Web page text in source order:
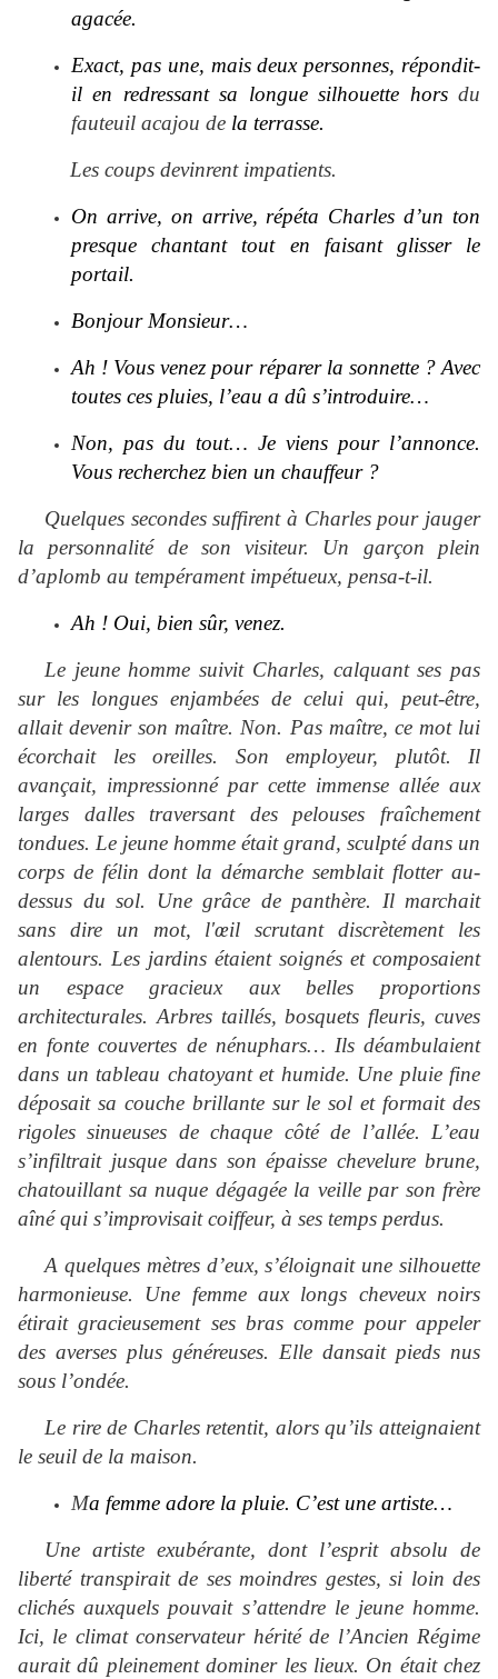
agacée.
Exact, pas une, mais deux personnes, répondit-
il en redressant sa longue silhouette hors du
fauteuil acajou de la terrasse.
Les coups devinrent impatients.
On arrive, on arrive, répéta Charles d’un ton
presque chantant tout en faisant glisser le
portail.
Bonjour Monsieur…
Ah ! Vous venez pour réparer la sonnette ? Avec
toutes ces pluies, l’eau a dû s’introduire…
Non, pas du tout… Je viens pour l’annonce.
Vous recherchez bien un chauffeur ?
Quelques secondes suffirent à Charles pour jauger
la personnalité de son visiteur. Un garçon plein
d’aplomb au tempérament impétueux, pensa-t-il.
Ah ! Oui, bien sûr, venez.
Le jeune homme suivit Charles, calquant ses pas
sur les longues enjambées de celui qui, peut-être,
allait devenir son maître. Non. Pas maître, ce mot lui
écorchait les oreilles. Son employeur, plutôt. Il
avançait, impressionné par cette immense allée aux
larges dalles traversant des pelouses fraîchement
tondues. Le jeune homme était grand, sculpté dans un
corps de félin dont la démarche semblait flotter au-
dessus du sol. Une grâce de panthère. Il marchait
sans dire un mot, l'œil scrutant discrètement les
alentours. Les jardins étaient soignés et composaient
un espace gracieux aux belles proportions
architecturales. Arbres taillés, bosquets fleuris, cuves
en fonte couvertes de nénuphars… Ils déambulaient
dans un tableau chatoyant et humide. Une pluie fine
déposait sa couche brillante sur le sol et formait des
rigoles sinueuses de chaque côté de l’allée. L’eau
s’infiltrait jusque dans son épaisse chevelure brune,
chatouillant sa nuque dégagée la veille par son frère
aîné qui s’improvisait coiffeur, à ses temps perdus.
A quelques mètres d’eux, s’éloignait une silhouette
harmonieuse. Une femme aux longs cheveux noirs
étirait gracieusement ses bras comme pour appeler
des averses plus généreuses. Elle dansait pieds nus
sous l’ondée.
Le rire de Charles retentit, alors qu’ils atteignaient
le seuil de la maison.
Ma femme adore la pluie. C’est une artiste…
Une artiste exubérante, dont l’esprit absolu de
liberté transpirait de ses moindres gestes, si loin des
clichés auxquels pouvait s’attendre le jeune homme.
Ici, le climat conservateur hérité de l’Ancien Régime
aurait dû pleinement dominer les lieux. On était chez